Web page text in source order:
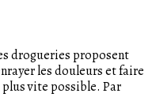
drogueries proposent
les douleurs et faire
vite possible. Par